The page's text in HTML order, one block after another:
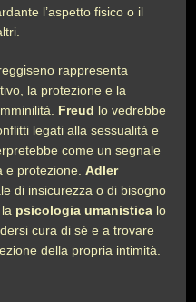
l’aspetto fisico o il
rappresenta
la protezione e la
Freud lo vedrebbe
legati alla sessualità e
come un segnale
e protezione.Adler
di insicurezza o di bisogno
psicologia umanistica lo
cura di sé e a trovare
della propria intimità.